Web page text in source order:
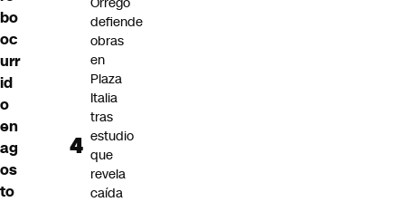
bo
oc
urr
id
o
en
ag
os
to
defiende
obras
en
Plaza
Italia
tras
estudio
que
revela
caída